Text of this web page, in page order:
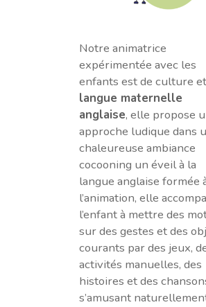
Notre animatrice
expérimentée avec les
enfants est de culture
langue maternelle
anglaise, elle propose
approche ludique dans
chaleureuse ambiance
cocooning un éveil à la
langue anglaise formée
l’animation, elle
l’enfant à mettre des
sur des gestes et des
courants par des jeux,
activités manuelles, des
histoires et des
s’amusant